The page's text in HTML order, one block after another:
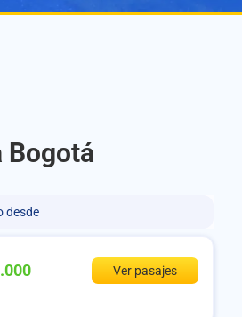
Bogotá
desde
Ver pasajes